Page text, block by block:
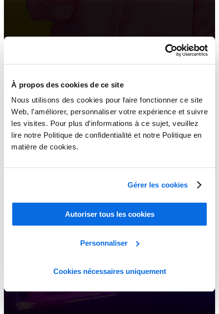
À propos des cookies de ce site
Nous utilisons des cookies pour faire fonctionner ce site
Web, l’améliorer, personnaliser votre expérience et suivre
les visites. Pour plus d’informations à ce sujet, veuillez
lire notre Politique de confidentialité et notre Politique en
matière de cookies.
Gérer les cookies
Autoriser tous les cookies
Personnaliser
Cookies nécessaires uniquement